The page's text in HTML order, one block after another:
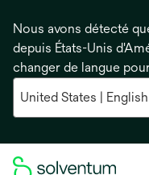
Nous avons détecté
depuis États-Unis
changer de langue